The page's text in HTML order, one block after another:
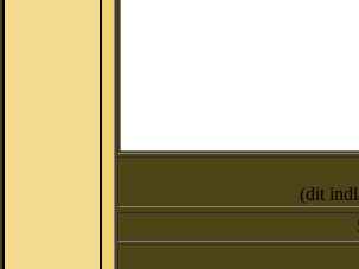
(dit